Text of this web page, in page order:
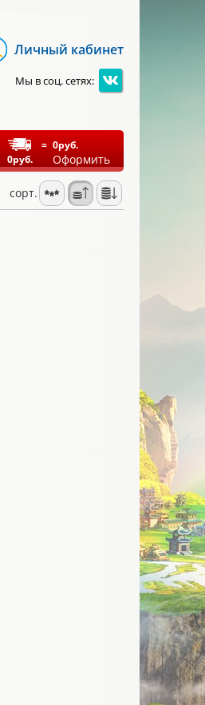
Личный кабинет
Мы в соц. сетях:
0руб.
= 0руб.
Оформить
сорт.